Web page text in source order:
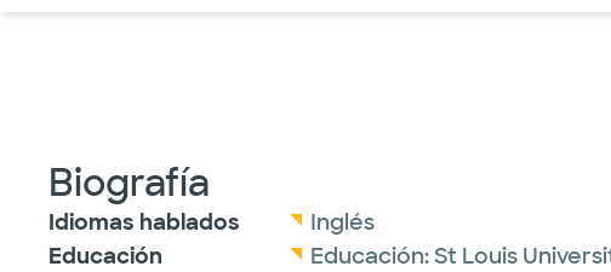
Biografía
Idiomas hablados
Inglés
Educación
Educación:St Louis